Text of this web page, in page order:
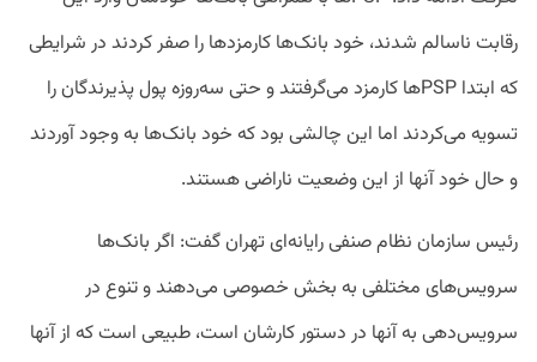
رقابت ناسالم شدند، خود بانک‌ها کارمزدها را صفر کردند در شرایطی
که ابتدا PSPها کارمزد می‌گرفتند و حتی سه‌روزه پول پذیرندگان را
تسویه می‌کردند اما این چالشی بود که خود بانک‌ها به‌ وجود آوردند
و حال خود آنها از این وضعیت ناراضی هستند.
رئیس سازمان نظام صنفی رایانه‌ای تهران گفت: اگر بانک‌ها
سرویس‌های مختلفی به بخش خصوصی می‌دهند و تنوع در
سرویس‌دهی به آنها در دستور کارشان است، طبیعی است که از آنها